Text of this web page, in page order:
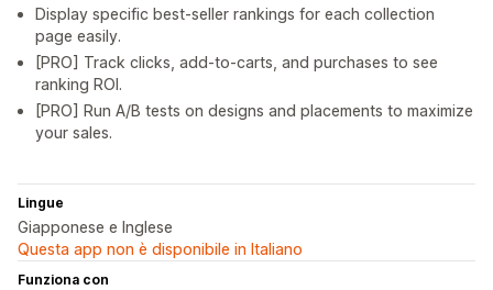
Display specific best-seller rankings for each collection
page easily.
[PRO] Track clicks, add-to-carts, and purchases to see
ranking ROI.
[PRO] Run A/B tests on designs and placements to maximize
your sales.
Lingue
Giapponese e Inglese
Questa app non è disponibile in Italiano
Funziona con